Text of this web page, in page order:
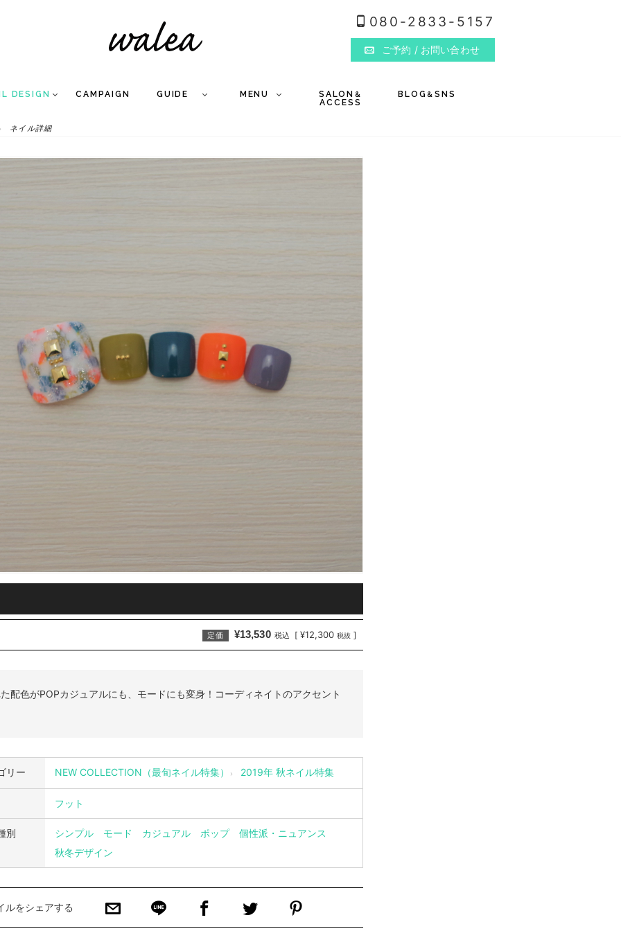
080-2833-5157
ご予約 / お問い合わせ
DESIGN CAMPAIGN GUIDE
Q
A
MENU
WEDDING NAIL
SALON &
ACCESS
BLOG & SNS
ネイル詳細
定価 ¥13,530 税込 [ ¥12,300 税抜 ]
配色がPOPカジュアルにも、モードにも変身！コーディネイトのアクセント
リー NEW COLLECTION（最旬ネイル特集） 2019年 秋ネイル特集
フット
別 シンプル モード カジュアル ポップ
個性派・ニュアンス
秋冬デザイン
ルをシェアする